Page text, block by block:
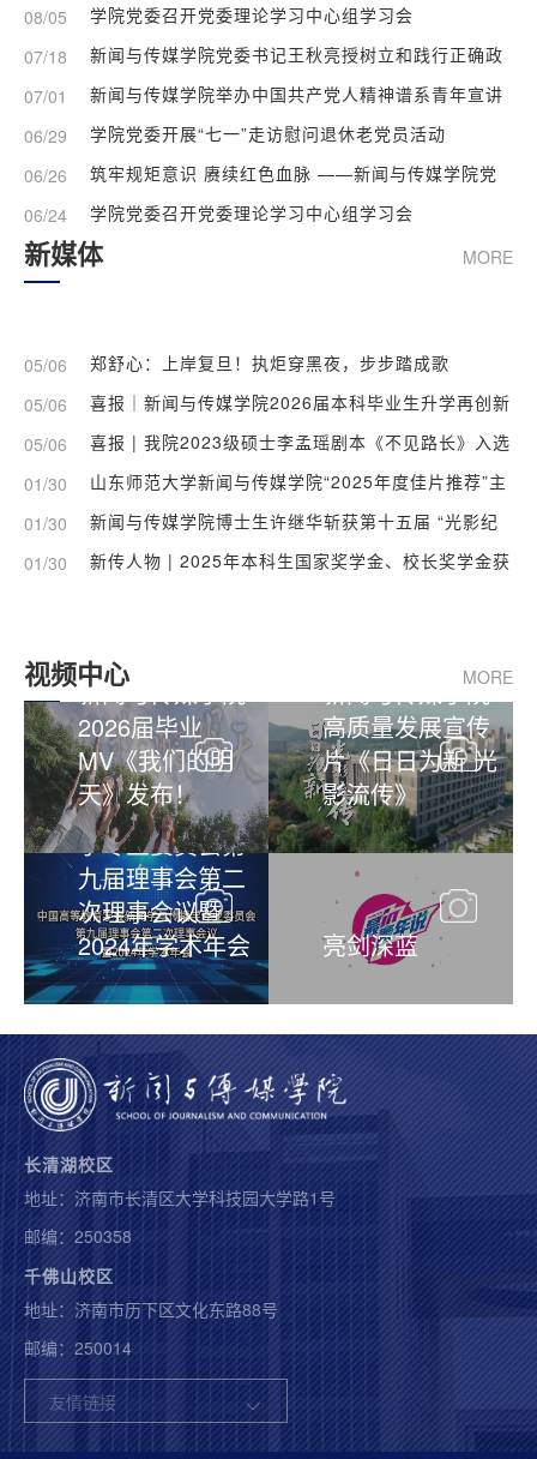
08/05
学院党委召开党委理论学习中心组学习会
07/18
新闻与传媒学院党委书记王秋亮授树立和践行正确政
绩观学习教育主题党课
07/01
新闻与传媒学院举办中国共产党人精神谱系青年宣讲
团汇报会
06/29
学院党委开展“七一”走访慰问退休老党员活动
06/26
筑牢规矩意识 赓续红色血脉 ——新闻与传媒学院党
委副书记、纪委书记陈文亮讲授主题党课
06/24 学院党委召开党委理论学习中心组学习会
新媒体 MORE
05/06
郑舒心：上岸复旦！执炬穿黑夜，步步踏成歌
05/06
喜报｜新闻与传媒学院2026届本科毕业生升学再创新
高
05/06
喜报 | 我院2023级硕士李孟瑶剧本《不见路长》入选
2025全国青年剧作计划优秀电影剧本
01/30
山东师范大学新闻与传媒学院“2025年度佳片推荐”主
题学术放映活动
01/30
新闻与传媒学院博士生许继华斩获第十五届 “光影纪
年” 中国纪录片学院奖 “最佳大学生纪录片奖”
01/30
新传人物 | 2025年本科生国家奖学金、校长奖学金获
视频中心 MORE
新闻与传媒学院
2026届毕业
MV《我们的明
天》发布！
新闻与传媒学院
高质量发展宣传
片《日日为新 光
影流传》
中国高等教育学
会新闻学与传播
学专业委员会第
九届理事会第二
次理事会议暨
2024年学术年会
亮剑深蓝
长清湖校区
地址：济南市长清区大学科技园大学路1号
邮编：250358
千佛山校区
地址：济南市历下区文化东路88号
邮编：250014